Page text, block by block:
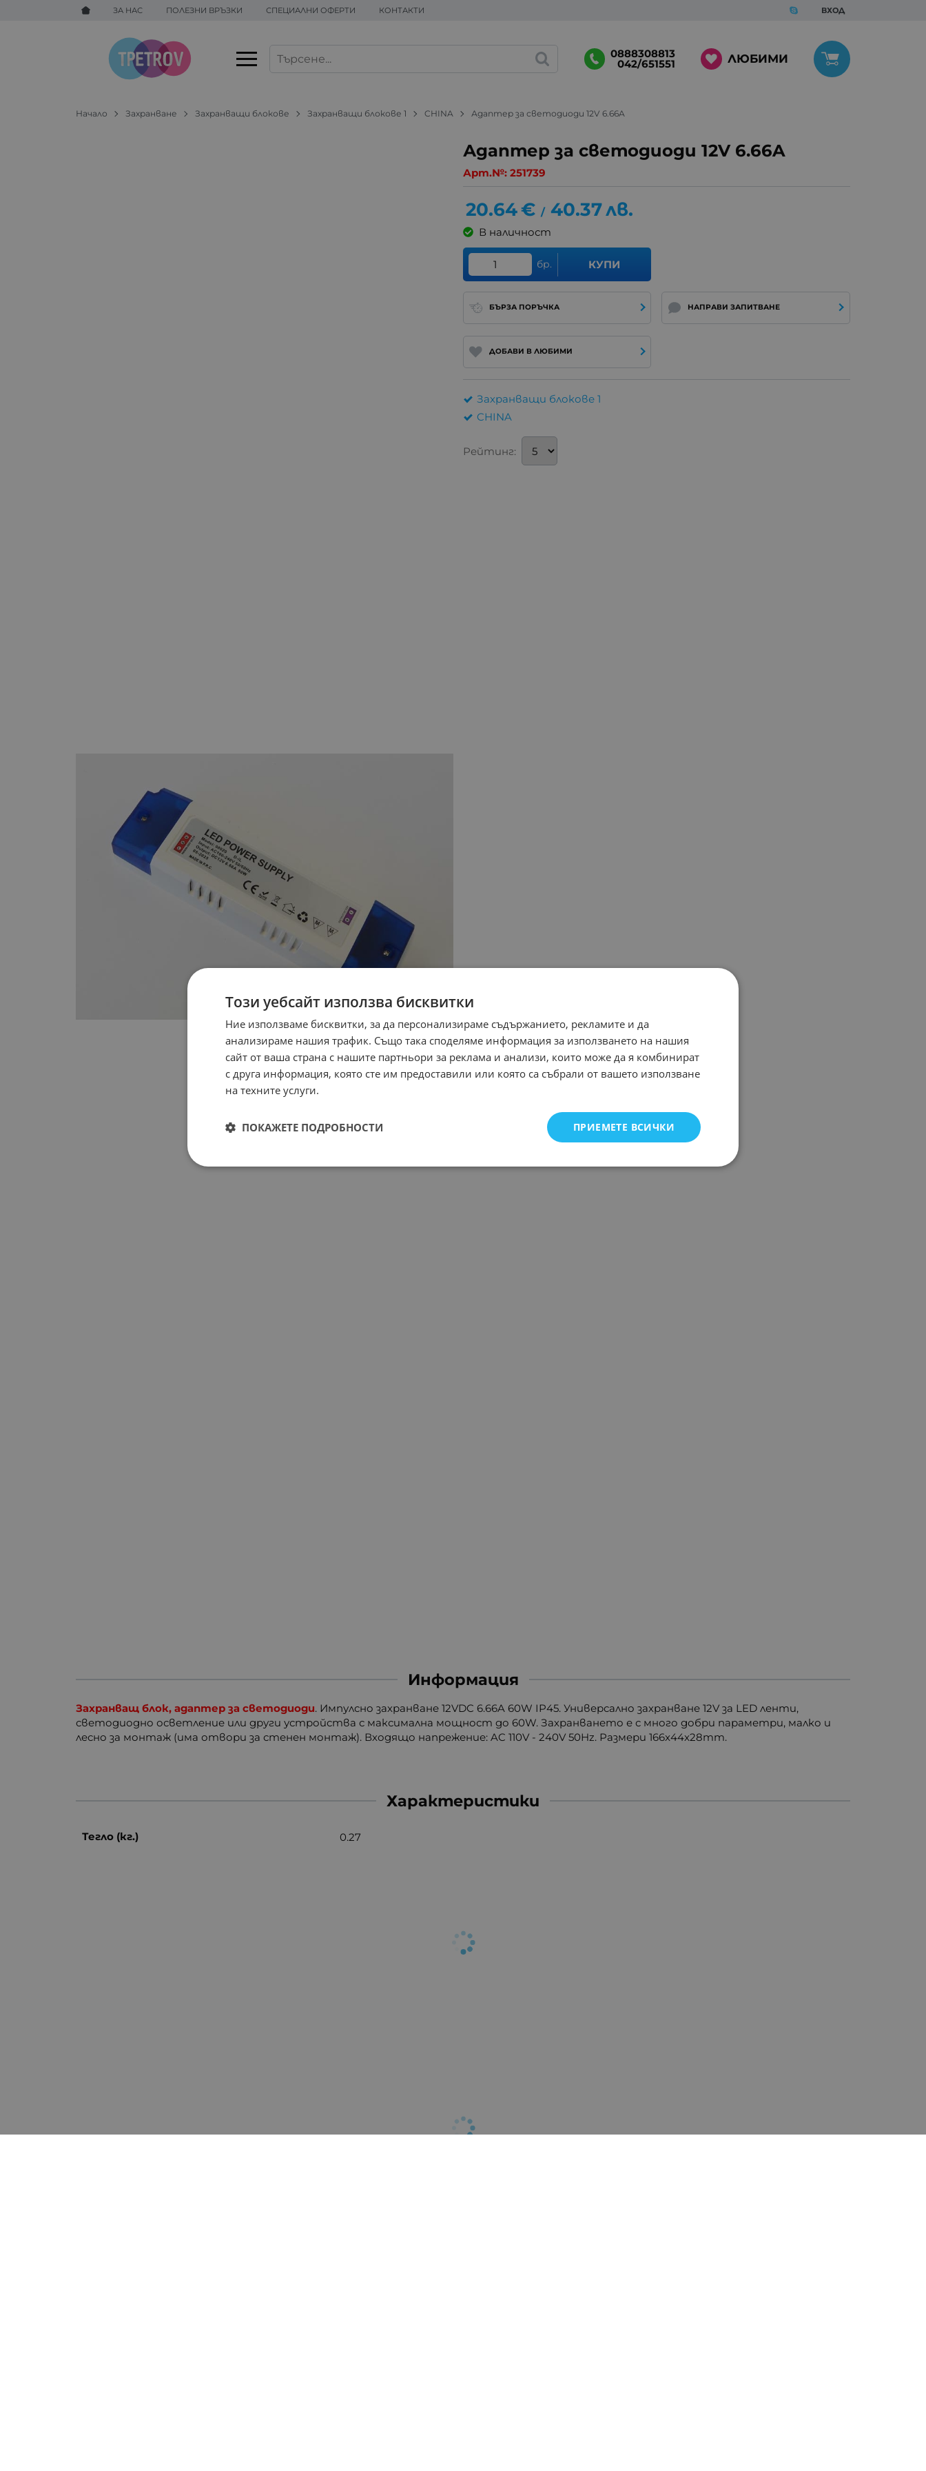
ЗА НАС ПОЛЕЗНИ ВРЪЗКИ СПЕЦИАЛНИ ОФЕРТИ КОНТАКТИ ВХОД
0888308813
042/651551 ЛЮБИМИ
Начало Захранване Захранващи блокове Захранващи блокове 1 CHINA Адаптер за светодиоди 12V 6.66A
Адаптер за светодиоди 12V 6.66A
Арт.№: 251739
20.64€ / 40.37лв.
В наличност
бр. КУПИ
БЪРЗА ПОРЪЧКА НАПРАВИ ЗАПИТВАНЕ
ДОБАВИ В ЛЮБИМИ
Захранващи блокове 1
CHINA
Рейтинг:
Информация
Захранващ блок, адаптер за светодиоди. Импулсно захранване 12VDC 6.66A 60W IP45. Универсално захранване 12V за LED ленти,
светодиодно осветление или други устройства с максимална мощност до 60W. Захранването е с много добри параметри, малко и
лесно за монтаж (има отвори за стенен монтаж). Входящо напрежение: AC 110V - 240V 50Hz. Размери 166x44x28mm.
Характеристики
Тегло (кг.) 0.27
Този уебсайт използва бисквитки
Ние използваме бисквитки, за да персонализираме съдържанието, рекламите и да
анализираме нашия трафик. Също така споделяме информация за използването на нашия
сайт от ваша страна с нашите партньори за реклама и анализи, които може да я комбинират
с друга информация, която сте им предоставили или която са събрали от вашето използване
на техните услуги.
ПРИЕМЕТЕ ВСИЧКИ
ПОКАЖЕТЕ ПОДРОБНОСТИ